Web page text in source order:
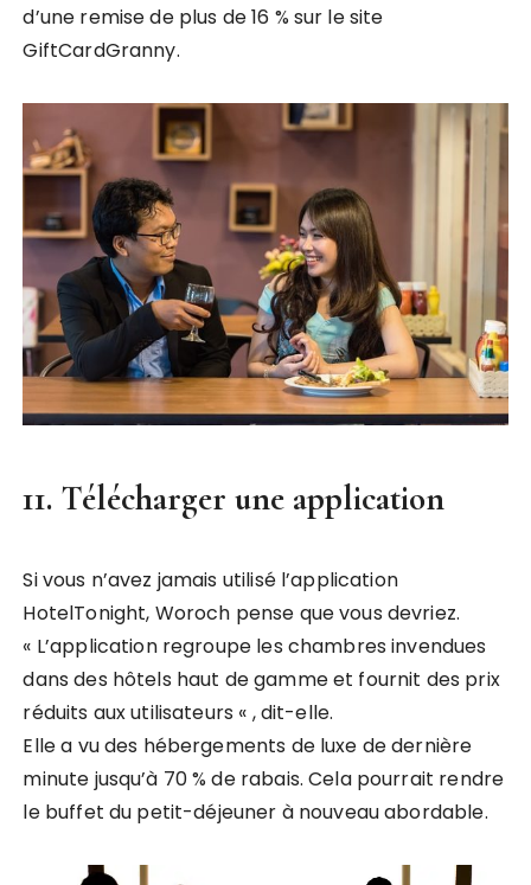
d’une remise de plus de 16 % sur le site
GiftCardGranny.
11. Télécharger une application
Si vous n’avez jamais utilisé l’application
HotelTonight, Woroch pense que vous devriez.
« L’application regroupe les chambres invendues
dans des hôtels haut de gamme et fournit des prix
réduits aux utilisateurs « , dit-elle.
Elle a vu des hébergements de luxe de dernière
minute jusqu’à 70 % de rabais. Cela pourrait rendre
le buffet du petit-déjeuner à nouveau abordable.